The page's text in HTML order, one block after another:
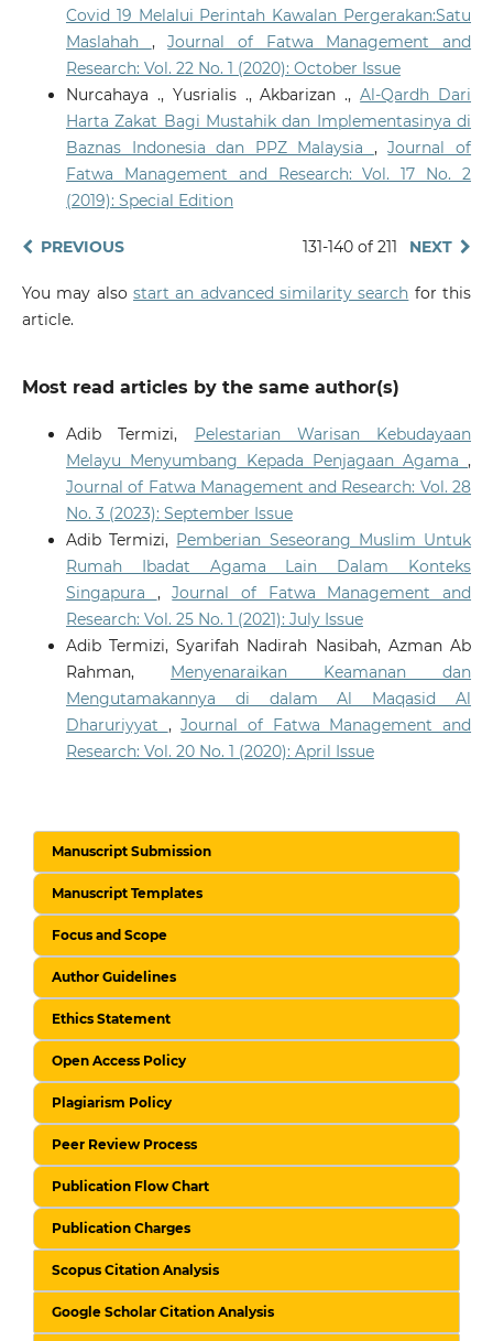
Covid 19 Melalui Perintah Kawalan Pergerakan:Satu
Maslahah ,Journal of Fatwa Management and
Research: Vol. 22 No. 1 (2020): October Issue
Nurcahaya ., Yusrialis ., Akbarizan .,Al-Qardh Dari
Harta Zakat Bagi Mustahik dan Implementasinya di
Baznas Indonesia dan PPZ Malaysia ,Journal of
Fatwa Management and Research: Vol. 17 No. 2
(2019): Special Edition
PREVIOUS 131-140 of 211 NEXT
You may also start an advanced similarity search for this
article.
Most read articles by the same author(s)
Adib Termizi, Pelestarian Warisan Kebudayaan
Melayu Menyumbang Kepada Penjagaan Agama,
Journal of Fatwa Management and Research: Vol. 28
No. 3 (2023): September Issue
Adib Termizi, Pemberian Seseorang Muslim Untuk
Rumah Ibadat Agama Lain Dalam Konteks
Singapura ,Journal of Fatwa Management and
Research: Vol. 25 No. 1 (2021): July Issue
Adib Termizi, Syarifah Nadirah Nasibah, Azman Ab
Rahman, Menyenaraikan Keamanan dan
Mengutamakannya di dalam Al Maqasid Al
Dharuriyyat ,Journal of Fatwa Management and
Research: Vol. 20 No. 1 (2020): April Issue
Manuscript Submission
Manuscript Templates
Focus and Scope
Author Guidelines
Ethics Statement
Open Access Policy
Plagiarism Policy
Peer Review Process
Publication Flow Chart
Publication Charges
Scopus Citation Analysis
Google Scholar Citation Analysis